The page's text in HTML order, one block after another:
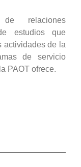
relaciones
estudios que
actividades de la
de servicio
PAOT ofrece.